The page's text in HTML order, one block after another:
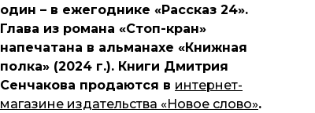
один – в ежегоднике «Рассказ 24».
Глава из романа «Стоп-кран»
напечатана в альманахе «Книжная
полка» (2024 г.). Книги Дмитрия
Сенчакова продаются в интернет-
магазине издательства «Новое слово».